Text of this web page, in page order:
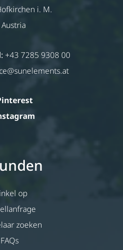
i. M.
Austria
+43 7285 9308 00
op
zoeken
FAQs